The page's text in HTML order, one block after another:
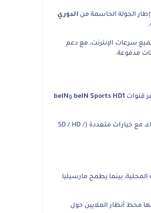
الجولة الحاسمة من الدوري
سرعات الإنترنت، مع دعم
مدفوعة.
قنوات beIN Sports HD1 وbeIN
، حيث يتم تحديث روابط البث أولاً بأول قبل بداية اللقاء، مع خيارات متعددة (SD / HD /
بينما يطمح مارسيليا
محط أنظار الملايين حول